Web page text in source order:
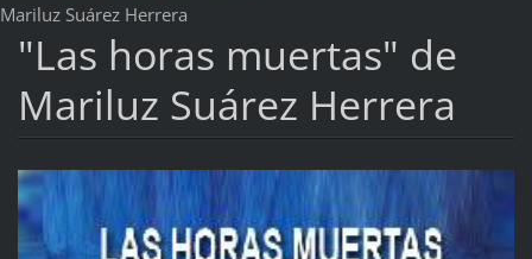
Mariluz Suárez Herrera
"Las horas muertas" de
Mariluz Suárez Herrera